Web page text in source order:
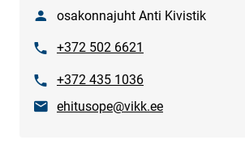
Nimiosakonnajuht Anti Kivistik
Telefon+372 502 6621
Telefon+372 435 1036
E-postehitusope@vikk.ee